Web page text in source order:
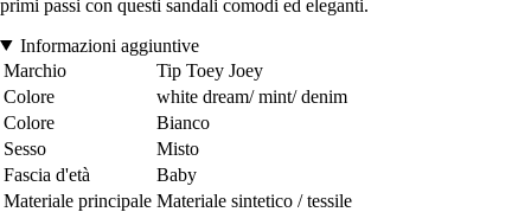
primi passi con questi sandali comodi ed eleganti.
Informazioni aggiuntive
Marchio
Tip Toey Joey
Colore
white dream/ mint/ denim
Colore
Bianco
Sesso
Misto
Fascia d'età
Baby
Materiale principale Materiale sintetico / tessile